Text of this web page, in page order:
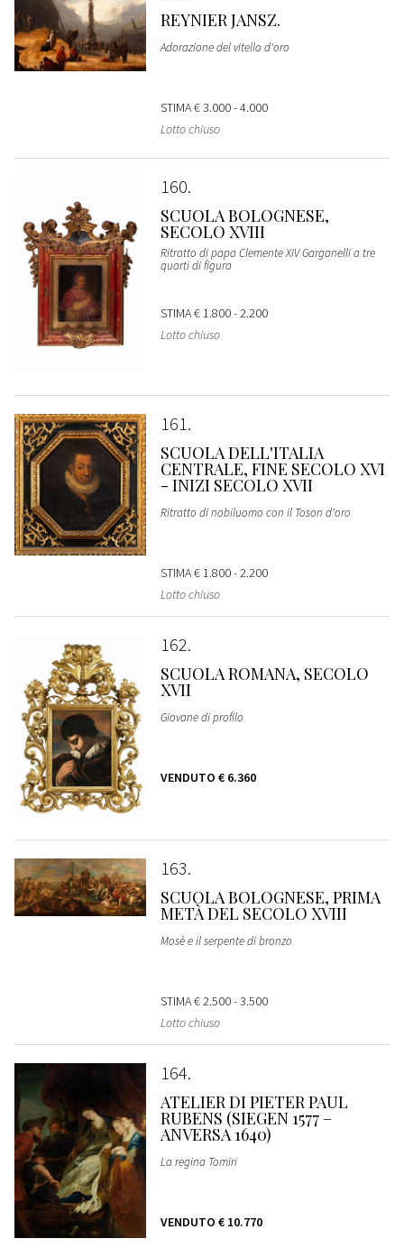
REYNIER JANSZ.
Adorazione del vitello d'oro
STIMA€ 3.000 - 4.000
Lotto chiuso
160
SCUOLA BOLOGNESE,
SECOLO XVIII
Ritratto di papa Clemente XIV Garganelli a tre
quarti di figura
STIMA€ 1.800 - 2.200
Lotto chiuso
161
SCUOLA DELL'ITALIA
CENTRALE, FINE SECOLO XVI
- INIZI SECOLO XVII
Ritratto di nobiluomo con il Toson d'oro
STIMA€ 1.800 - 2.200
Lotto chiuso
162
SCUOLA ROMANA, SECOLO
XVII
Giovane di profilo
VENDUTO € 6.360
163
SCUOLA BOLOGNESE, PRIMA
METÀ DEL SECOLO XVIII
Mosè e il serpente di bronzo
STIMA€ 2.500 - 3.500
Lotto chiuso
164
ATELIER DI PIETER PAUL
RUBENS (SIEGEN 1577 –
ANVERSA 1640)
La regina Tomiri
VENDUTO € 10.770